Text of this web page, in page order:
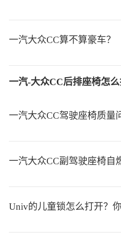
一汽大众CC算不算豪车？
一汽-大众CC后排座椅怎
一汽大众CC驾驶座椅质量
一汽大众CC副驾驶座椅自
Univ的儿童锁怎么打开？